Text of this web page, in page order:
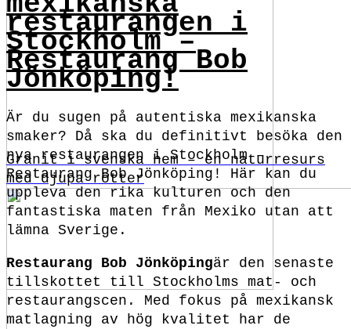
Granit i svenska hem – en naturresurs
med djupa rötter
restaurangen i
Stockholm –
Restaurang Bob
Jönköping!
Är du sugen på autentiska mexikanska
smaker? Då ska du definitivt besöka den
nya restaurangen i Stockholm –
Restaurang Bob Jönköping! Här kan du
uppleva den rika kulturen och den
fantastiska maten från Mexiko utan att
lämna Sverige.
Restaurang Bob Jönköpingär den senaste
tillskottet till Stockholms mat- och
restaurangscen. Med fokus på mexikansk
matlagning av hög kvalitet har de